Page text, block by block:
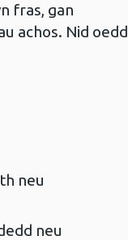
fras, gan
achos. Nid oedd
neu
neu